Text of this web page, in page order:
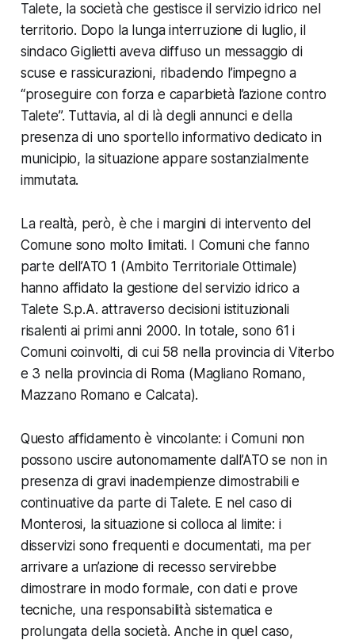
Talete, la società che gestisce il servizio idrico nel
territorio. Dopo la lunga interruzione di luglio, il
sindaco Giglietti aveva diffuso un messaggio di
scuse e rassicurazioni, ribadendo l’impegno a
“proseguire con forza e caparbietà l’azione contro
Talete”. Tuttavia, al di là degli annunci e della
presenza di uno sportello informativo dedicato in
municipio, la situazione appare sostanzialmente
immutata.
La realtà, però, è che i margini di intervento del
Comune sono molto limitati. I Comuni che fanno
parte dell’ATO 1 (Ambito Territoriale Ottimale)
hanno affidato la gestione del servizio idrico a
Talete S.p.A. attraverso decisioni istituzionali
risalenti ai primi anni 2000. In totale, sono 61 i
Comuni coinvolti, di cui 58 nella provincia di Viterbo
e 3 nella provincia di Roma (Magliano Romano,
Mazzano Romano e Calcata).
Questo affidamento è vincolante: i Comuni non
possono uscire autonomamente dall’ATO se non in
presenza di gravi inadempienze dimostrabili e
continuative da parte di Talete. E nel caso di
Monterosi, la situazione si colloca al limite: i
disservizi sono frequenti e documentati, ma per
arrivare a un’azione di recesso servirebbe
dimostrare in modo formale, con dati e prove
tecniche, una responsabilità sistematica e
prolungata della società. Anche in quel caso,